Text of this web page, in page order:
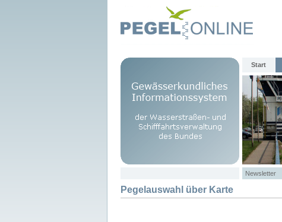
Start
Newsletter
Pegelauswahl über Karte